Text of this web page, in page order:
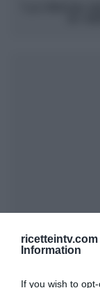
ricetteintv.com
Information
If you wish to